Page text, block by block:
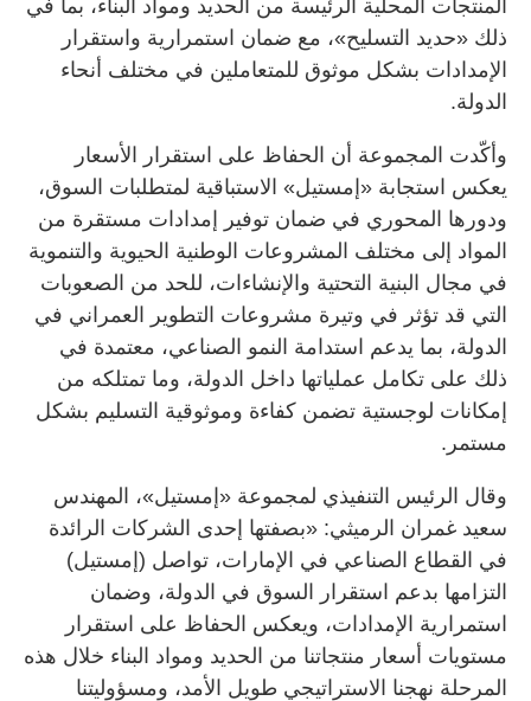
المنتجات المحلية الرئيسة من الحديد ومواد البناء، بما في
ذلك «حديد التسليح»، مع ضمان استمرارية واستقرار
الإمدادات بشكل موثوق للمتعاملين في مختلف أنحاء
الدولة.
وأكّدت المجموعة أن الحفاظ على استقرار الأسعار
يعكس استجابة «إمستيل» الاستباقية لمتطلبات السوق،
ودورها المحوري في ضمان توفير إمدادات مستقرة من
المواد إلى مختلف المشروعات الوطنية الحيوية والتنموية
في مجال البنية التحتية والإنشاءات، للحد من الصعوبات
التي قد تؤثر في وتيرة مشروعات التطوير العمراني في
الدولة، بما يدعم استدامة النمو الصناعي، معتمدة في
ذلك على تكامل عملياتها داخل الدولة، وما تمتلكه من
إمكانات لوجستية تضمن كفاءة وموثوقية التسليم بشكل
مستمر.
وقال الرئيس التنفيذي لمجموعة «إمستيل»، المهندس
سعيد غمران الرميثي: «بصفتها إحدى الشركات الرائدة
في القطاع الصناعي في الإمارات، تواصل (إمستيل)
التزامها بدعم استقرار السوق في الدولة، وضمان
استمرارية الإمدادات، ويعكس الحفاظ على استقرار
مستويات أسعار منتجاتنا من الحديد ومواد البناء خلال هذه
المرحلة نهجنا الاستراتيجي طويل الأمد، ومسؤوليتنا